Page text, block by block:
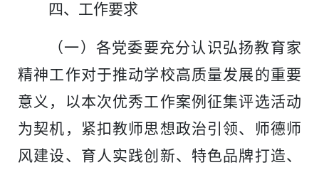
四、工作要求
（一）各党委要充分认识弘扬教育家
精神工作对于推动学校高质量发展的重要
意义，以本次优秀工作案例征集评选活动
为契机，紧扣教师思想政治引领、师德师
风建设、育人实践创新、特色品牌打造、